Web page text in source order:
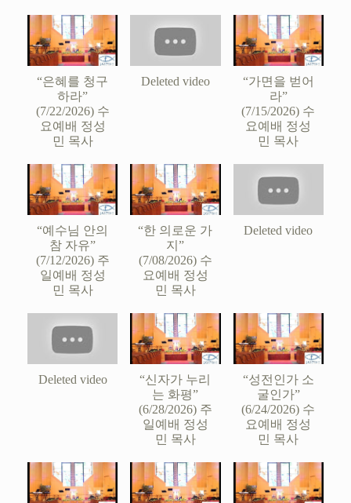
“은혜를 청구
하라”
(7/22/2026) 수
요예배 정성
민 목사
Deleted video
“가면을 벋어
라”
(7/15/2026) 수
요예배 정성
민 목사
“예수님 안의
참 자유”
(7/12/2026) 주
일예배 정성
민 목사
“한 의로운 가
지”
(7/08/2026) 수
요예배 정성
민 목사
Deleted video
Deleted video
“신자가 누리
는 화평”
(6/28/2026) 주
일예배 정성
민 목사
“성전인가 소
굴인가”
(6/24/2026) 수
요예배 정성
민 목사